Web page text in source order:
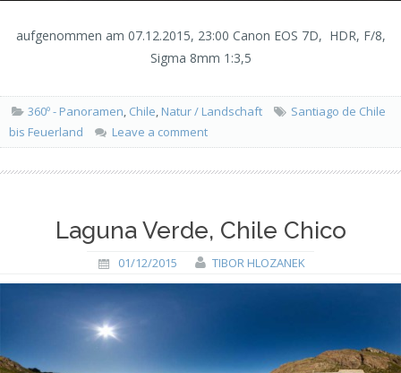
aufgenommen am 07.12.2015, 23:00 Canon EOS 7D, HDR, F/8,
Sigma 8mm 1:3,5
360º - Panoramen, Chile, Natur / Landschaft
Santiago de Chile
bis Feuerland
Leave a comment
Laguna Verde, Chile Chico
01/12/2015 TIBOR HLOZANEK